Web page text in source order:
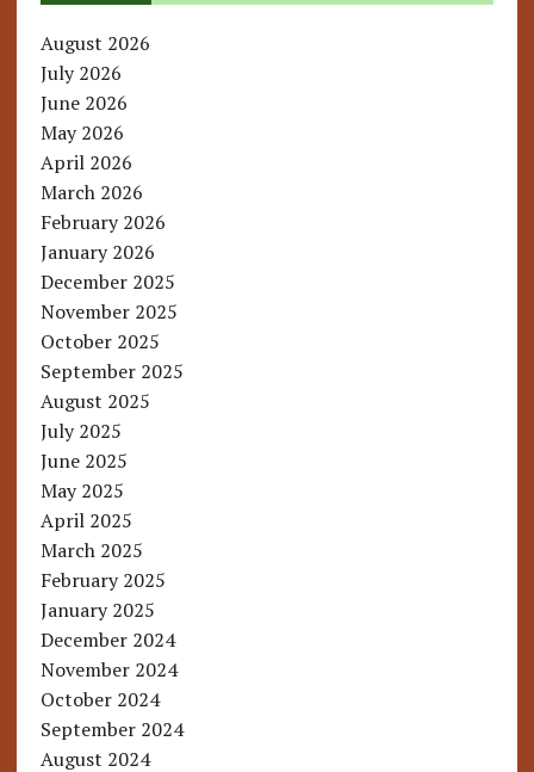
August 2026
July 2026
June 2026
May 2026
April 2026
March 2026
February 2026
January 2026
December 2025
November 2025
October 2025
September 2025
August 2025
July 2025
June 2025
May 2025
April 2025
March 2025
February 2025
January 2025
December 2024
November 2024
October 2024
September 2024
August 2024